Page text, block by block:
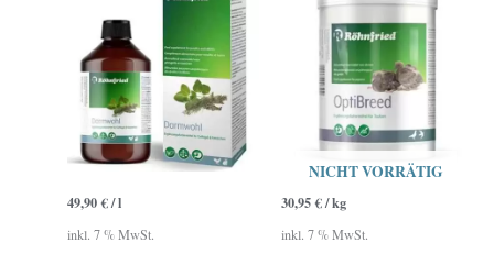
49,90€/l
inkl. 7 % MwSt.
NICHT VORRÄTIG
30,95€/kg
inkl. 7 % MwSt.